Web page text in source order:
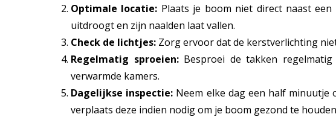
Optimale locatie: Plaats je boom niet direct naast
uitdroogt en zijn naalden laat vallen.
Check de lichtjes: Zorg ervoor dat de kerstverlichting
Regelmatig sproeien:Besproei de takken
verwarmde kamers.
Dagelijkse inspectie: Neem elke dag een half
verplaats deze indien nodig om je boom gezond te